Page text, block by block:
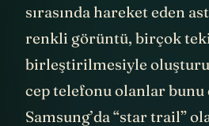
görüyoruz. Bunlar uydu
sırasında hareket eden
renkli görüntü, birçok
birleştirilmesiyle
cep telefonu olanlar